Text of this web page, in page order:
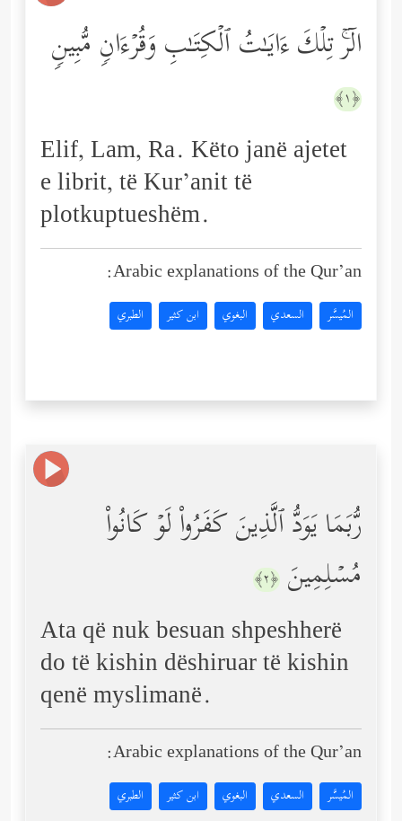
الۤرۚ تِلۡكَ ءَایَـٰتُ ٱلۡكِتَـٰبِ وَقُرۡءَانࣲ مُّبِینࣲ
﴿١﴾
Elif, Lam, Ra. Këto janë ajetet
e librit, të Kur’anit të
plotkuptueshëm.
Arabic explanations of the Qur’an:
المُيسَّر السعدي البغوي ابن كثير الطبري
رُّبَمَا یَوَدُّ ٱلَّذِینَ كَفَرُواْ لَوۡ كَانُواْ
مُسۡلِمِینَ ﴿٢﴾
Ata që nuk besuan shpeshherë
do të kishin dëshiruar të kishin
qenë myslimanë.
Arabic explanations of the Qur’an:
المُيسَّر السعدي البغوي ابن كثير الطبري